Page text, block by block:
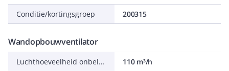
Conditie/kortingsgroep 200315
Wandopbouwventilator
Luchthoeveelheid onbelast
110 m³/h